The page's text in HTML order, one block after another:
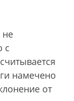
не
с
намечено
от